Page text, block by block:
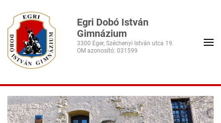
Egri Dobó István
Gimnázium
3300 Eger, Széchenyi István utca 19.